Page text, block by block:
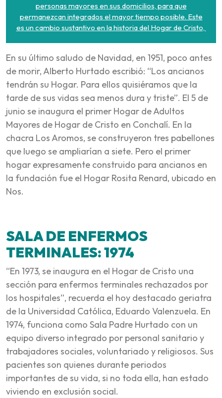
personas mayores en sus domicilios, para que
permanezcan integrados el mayor tiempo posible. Este
es un cambio sustantivo en la historia del Hogar de Cristo,
En su último saludo de Navidad, en 1951, poco antes
de morir, Alberto Hurtado escribió: “Los ancianos
tendrán su Hogar. Para ellos quisiéramos que la
tarde de sus vidas sea menos dura y triste”. El 5 de
junio se inaugura el primer Hogar de Adultos
Mayores de Hogar de Cristo en Conchalí. En la
chacra Los Aromos, se construyeron tres pabellones
que luego se ampliarían a siete. Pero el primer
hogar expresamente construido para ancianos en
la fundación fue el Hogar Rosita Renard, ubicado en
Nos.
SALA DE ENFERMOS
TERMINALES: 1974
“En 1973, se inaugura en el Hogar de Cristo una
sección para enfermos terminales rechazados por
los hospitales”, recuerda el hoy destacado geriatra
de la Universidad Católica, Eduardo Valenzuela. En
1974, funciona como Sala Padre Hurtado con un
equipo diverso integrado por personal sanitario y
trabajadores sociales, voluntariado y religiosos. Sus
pacientes son quienes durante periodos
importantes de su vida, si no toda ella, han estado
viviendo en exclusión social.